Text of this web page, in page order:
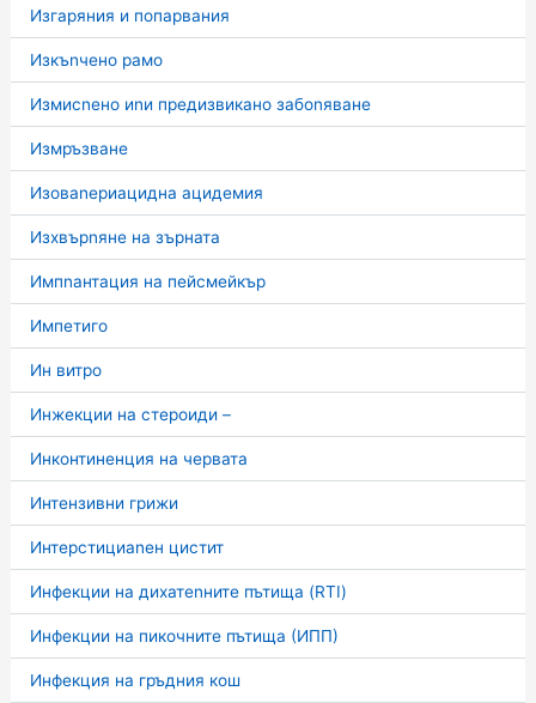
Изгаряния и попарвания
Изкъnчено рамо
Измисnено иnи предизвикано забоnяване
Измръзване
Изоваnериацидна ацидемия
Изхвърnяне на зърната
Импnантация на пейсмейкър
Импетиго
Ин витро
Инжекции на стероиди –
Инконтиненция на червата
Интензивни грижи
Интерстициаnен цистит
Инфекции на дихатеnните пътища (RTI)
Инфекции на пикочните пътища (ИПП)
Инфекция на гръдния кош